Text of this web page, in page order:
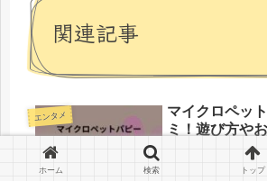
関連記事
エンタメ
マイクロペッ
ミ！遊び方や
シリーズ違い
2025年12月に同
ホーム 検索 トップ